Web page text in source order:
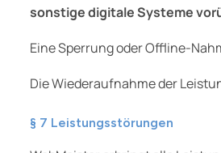
sonstige digitale Systeme
Eine Sperrung oder Offline-
Die Wiederaufnahme der
§ 7 Leistungsstörungen